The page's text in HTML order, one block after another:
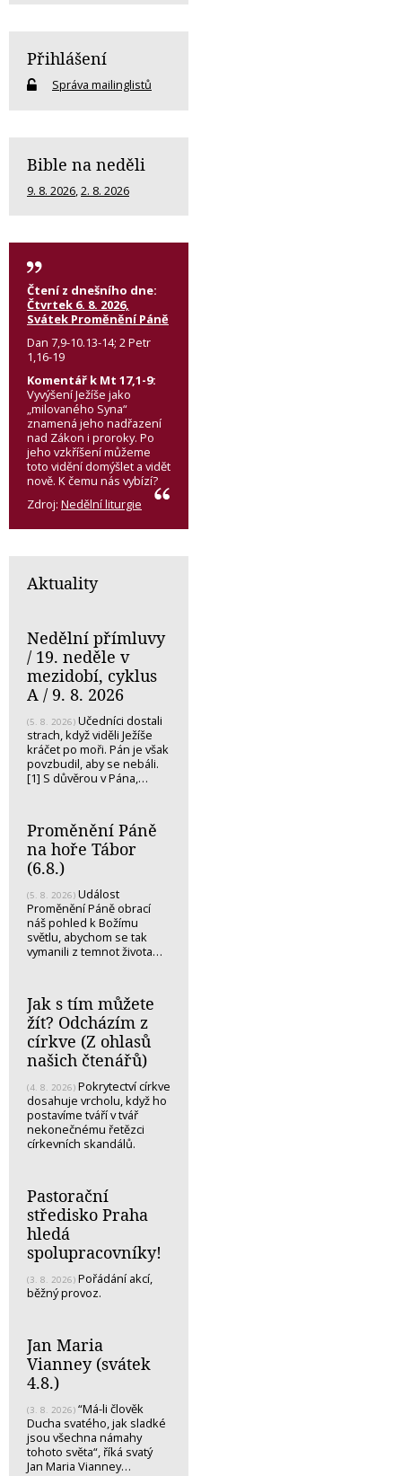
Přihlášení
Správa mailinglistů
Bible na neděli
9. 8. 2026,2. 8. 2026
Čtení z dnešního dne:
Čtvrtek 6. 8. 2026,
Svátek Proměnění Páně
Dan 7,9-10.13-14; 2 Petr
1,16-19
Komentář k Mt 17,1-9:
Vyvýšení Ježíše jako
„milovaného Syna“
znamená jeho nadřazení
nad Zákon i proroky. Po
jeho vzkříšení můžeme
toto vidění domýšlet a vidět
nově. K čemu nás vybízí?
Zdroj: Nedělní liturgie
Aktuality
Nedělní přímluvy
/ 19. neděle v
mezidobí, cyklus
A / 9. 8. 2026
(5. 8. 2026) Učedníci dostali
strach, když viděli Ježíše
kráčet po moři. Pán je však
povzbudil, aby se nebáli.
[1] S důvěrou v Pána,…
Proměnění Páně
na hoře Tábor
(6.8.)
(5. 8. 2026) Událost
Proměnění Páně obrací
náš pohled k Božímu
světlu, abychom se tak
vymanili z temnot života…
Jak s tím můžete
žít? Odcházím z
církve (Z ohlasů
našich čtenářů)
(4. 8. 2026) Pokrytectví církve
dosahuje vrcholu, když ho
postavíme tváří v tvář
nekonečnému řetězci
církevních skandálů.
Pastorační
středisko Praha
hledá
spolupracovníky!
(3. 8. 2026) Pořádání akcí,
běžný provoz.
Jan Maria
Vianney (svátek
4.8.)
(3. 8. 2026) “Má-li člověk
Ducha svatého, jak sladké
jsou všechna námahy
tohoto světa“, říká svatý
Jan Maria Vianney…